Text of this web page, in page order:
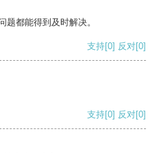
题都能得到及时解决。
支持[0] 反对[0]
支持[0] 反对[0]